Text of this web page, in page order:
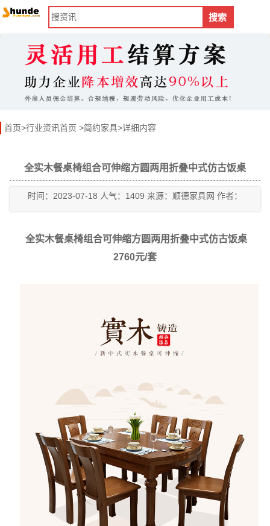
搜资讯 搜索
首页>行业资讯首页 >简约家具>详细内容
全实木餐桌椅组合可伸缩方圆两用折叠中式仿古饭桌
时间：2023-07-18 人气：1409 来源：顺德家具网 作者：
全实木餐桌椅组合可伸缩方圆两用折叠中式仿古饭桌
2760元/套